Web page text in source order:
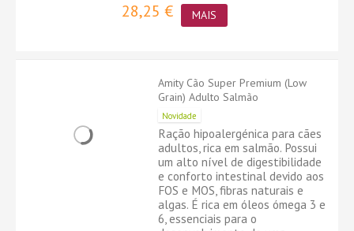
28,25 € MAIS
Amity Cão Super Premium (Low
Grain) Adulto Salmão
Novidade
Ração hipoalergénica para cães
adultos, rica em salmão. Possui
um alto nível de digestibilidade
e conforto intestinal devido aos
FOS e MOS, fibras naturais e
algas. É rica em óleos ómega 3 e
6, essenciais para o